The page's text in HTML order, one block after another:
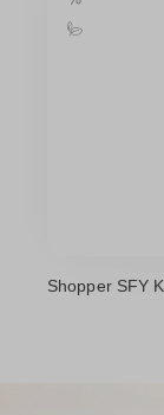
Shopper SFY